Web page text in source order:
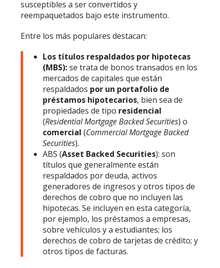
susceptibles a ser convertidos y
reempaquetados bajo este instrumento.
Entre los más populares destacan:
Los títulos respaldados por hipotecas
(MBS):se trata de bonos transados en los
mercados de capitales que están
respaldados por un portafolio de
préstamos hipotecarios, bien sea de
propiedades de tipo residencial
(Residential Mortgage Backed Securities) o
comercial(Commercial Mortgage Backed
Securities).
ABS (Asset Backed Securities): son
títulos que generalmente están
respaldados por deuda, activos
generadores de ingresos y otros tipos de
derechos de cobro que no incluyen las
hipotecas. Se incluyen en esta categoría,
por ejemplo, los préstamos a empresas,
sobre vehículos y a estudiantes; los
derechos de cobro de tarjetas de crédito; y
otros tipos de facturas.